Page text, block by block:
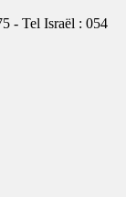
- Tel Israël : 054